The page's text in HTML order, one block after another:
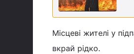
Місцеві жителі у
вкрай рідко.